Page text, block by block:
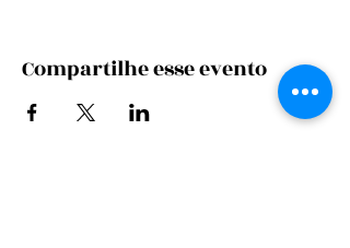
Compartilhe esse evento